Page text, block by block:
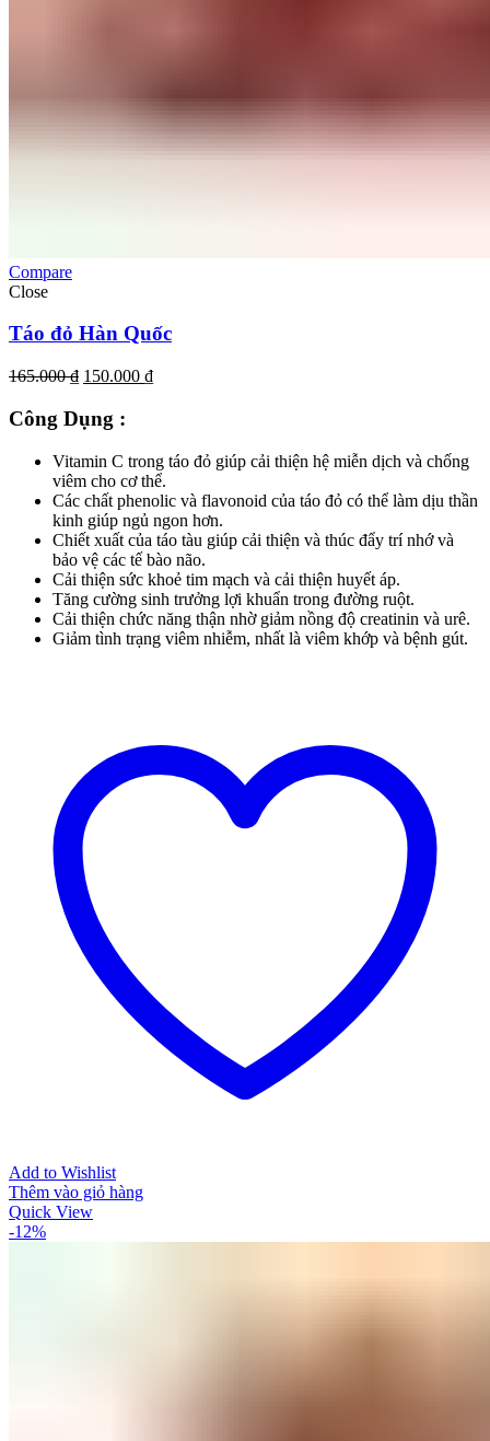
Compare
Close
Táo đỏ Hàn Quốc
165.000₫ Giá
là:
165.000 ₫.
150.000 ₫Giá
150.000 ₫.
Công Dụng :
Vitamin C trong táo đỏ giúp cải thiện hệ miễn dịch và chống
viêm cho cơ thể.
Các chất phenolic và flavonoid của táo đỏ có thể làm dịu thần
kinh giúp ngủ ngon hơn.
Chiết xuất của táo tàu giúp cải thiện và thúc đẩy trí nhớ và
bảo vệ các tế bào não.
Cải thiện sức khoẻ tim mạch và cải thiện huyết áp.
Tăng cường sinh trưởng lợi khuẩn trong đường ruột.
Cải thiện chức năng thận nhờ giảm nồng độ creatinin và urê.
Giảm tình trạng viêm nhiễm, nhất là viêm khớp và bệnh gút.
Add to Wishlist
Thêm vào giỏ hàng
Quick View
-12%